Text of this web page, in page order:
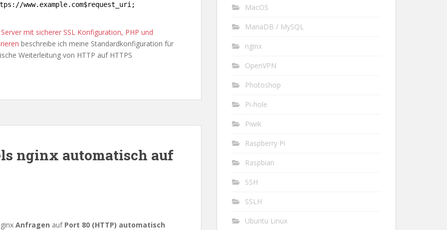
//www.example.com$request_uri;
mit sicherer SSL Konfiguration, PHP und
beschreibe ich meine Standardkonfiguration für
Weiterleitung von HTTP auf HTTPS
nginx automatisch auf
Anfragen auf Port 80 (HTTP) automatisch
MacOS
MariaDB / MySQL
nginx
OpenVPN
Photoshop
Pi-hole
Piwik
Raspberry Pi
Raspbian
SSH
SSLH
Ubuntu Linux